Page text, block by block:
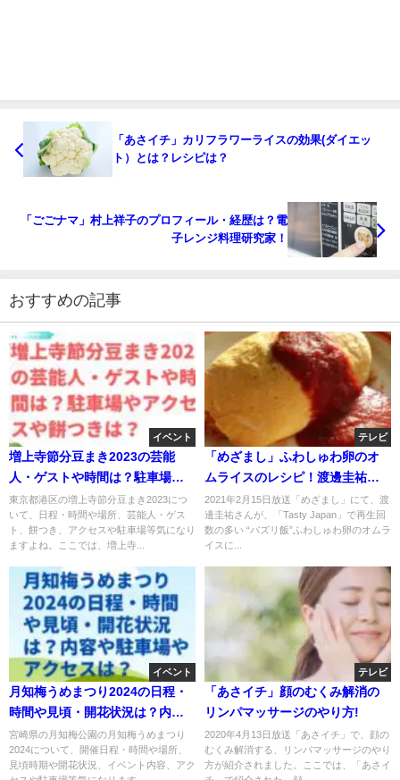
「あさイチ」カリフラワーライスの効果(ダイエッ
ト）とは？レシピは？
「ごごナマ」村上祥子のプロフィール・経歴は？電
子レンジ料理研究家！
おすすめの記事
イベント
増上寺節分豆まき2023の芸能
人・ゲストや時間は？駐車場や
アクセスや餅つきは？
東京都港区の増上寺節分豆まき2023につ
いて、日程・時間や場所、芸能人・ゲス
ト、餅つき、アクセスや駐車場等気になり
ますよね。ここでは、増上寺...
テレビ
「めざまし」ふわしゅわ卵のオ
ムライスのレシピ！渡邊圭祐が
バズリ飯に挑戦！
2021年2月15日放送「めざまし」にて、渡
邊圭祐さんが、「Tasty Japan」で再生回
数の多い “バズリ飯”ふわしゅわ卵のオムラ
イスに...
イベント
月知梅うめまつり2024の日程・
時間や見頃・開花状況は？内容
や駐車場やアクセスは？
宮崎県の月知梅公園の月知梅うめまつり
2024について、開催日程・時間や場所、
見頃時期や開花状況、イベント内容、アク
テレビ
「あさイチ」顔のむくみ解消の
リンパマッサージのやり方!
2020年4月13日放送「あさイチ」で、顔の
むくみ解消する、リンパマッサージのやり
方が紹介されました。ここでは、「あさイ